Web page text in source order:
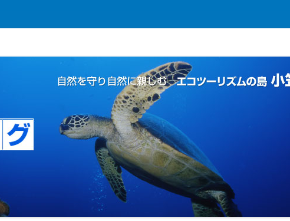
守り自然に親しむ エコツーリズムの島